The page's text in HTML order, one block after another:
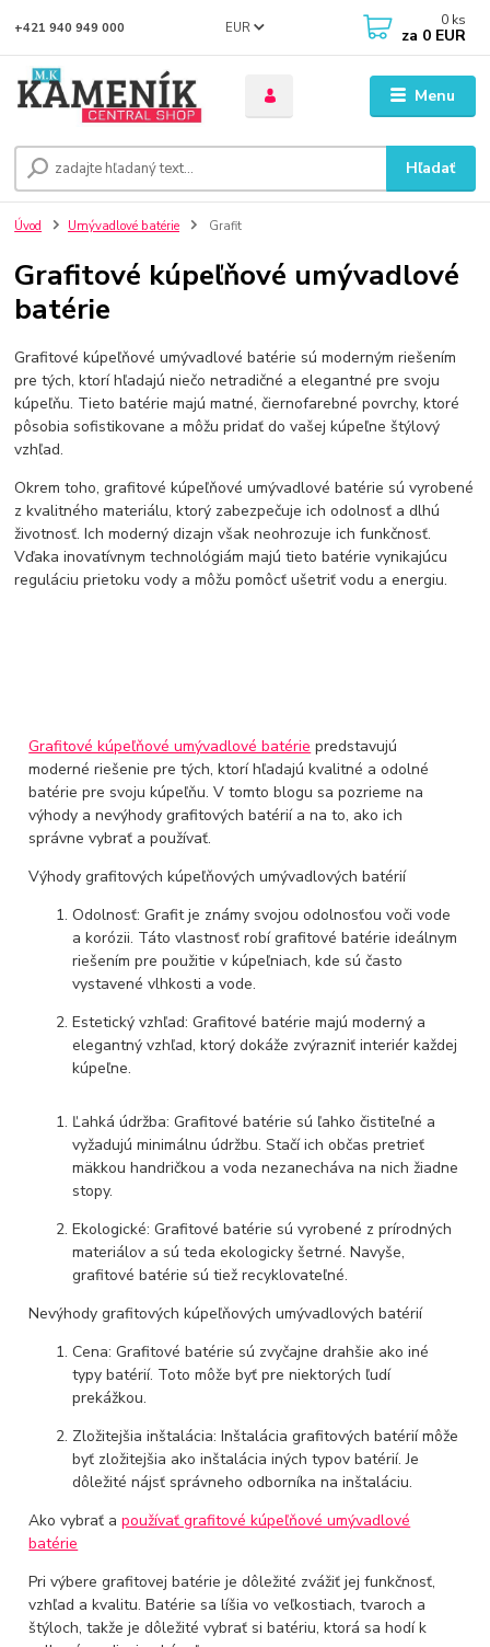
Menu
EUR
Hľadať
+421 940 949 000 0 ks
za 0 EUR
Úvod Umývadlové batérie Grafit
Grafitové kúpeľňové umývadlové
batérie
Grafitové kúpeľňové umývadlové batérie sú moderným riešením
pre tých, ktorí hľadajú niečo netradičné a elegantné pre svoju
kúpeľňu. Tieto batérie majú matné, čiernofarebné povrchy, ktoré
pôsobia sofistikovane a môžu pridať do vašej kúpeľne štýlový
vzhľad.
Okrem toho, grafitové kúpeľňové umývadlové batérie sú vyrobené
z kvalitného materiálu, ktorý zabezpečuje ich odolnosť a dlhú
životnosť. Ich moderný dizajn však neohrozuje ich funkčnosť.
Vďaka inovatívnym technológiám majú tieto batérie vynikajúcu
reguláciu prietoku vody a môžu pomôcť ušetriť vodu a energiu.
Grafitové kúpeľňové umývadlové batérie predstavujú
moderné riešenie pre tých, ktorí hľadajú kvalitné a odolné
batérie pre svoju kúpeľňu. V tomto blogu sa pozrieme na
výhody a nevýhody grafitových batérií a na to, ako ich
správne vybrať a používať.
Výhody grafitových kúpeľňových umývadlových batérií
Odolnosť: Grafit je známy svojou odolnosťou voči vode
a korózii. Táto vlastnosť robí grafitové batérie ideálnym
riešením pre použitie v kúpeľniach, kde sú často
vystavené vlhkosti a vode.
Estetický vzhľad: Grafitové batérie majú moderný a
elegantný vzhľad, ktorý dokáže zvýrazniť interiér každej
kúpeľne.
Ľahká údržba: Grafitové batérie sú ľahko čistiteľné a
vyžadujú minimálnu údržbu. Stačí ich občas pretrieť
mäkkou handričkou a voda nezanecháva na nich žiadne
stopy.
Ekologické: Grafitové batérie sú vyrobené z prírodných
materiálov a sú teda ekologicky šetrné. Navyše,
grafitové batérie sú tiež recyklovateľné.
Nevýhody grafitových kúpeľňových umývadlových batérií
Cena: Grafitové batérie sú zvyčajne drahšie ako iné
typy batérií. Toto môže byť pre niektorých ľudí
prekážkou.
Zložitejšia inštalácia: Inštalácia grafitových batérií môže
byť zložitejšia ako inštalácia iných typov batérií. Je
dôležité nájsť správneho odborníka na inštaláciu.
Ako vybrať apoužívať grafitové kúpeľňové umývadlové
batérie
Pri výbere grafitovej batérie je dôležité zvážiť jej funkčnosť,
vzhľad a kvalitu. Batérie sa líšia vo veľkostiach, tvaroch a
štýloch, takže je dôležité vybrať si batériu, ktorá sa hodí k